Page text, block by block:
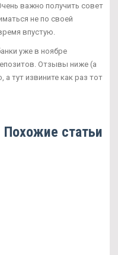
важно получить совет
не по своей
впустую.
уже в ноябре
Отзывы ниже (а
тут извините как раз тот
статьи